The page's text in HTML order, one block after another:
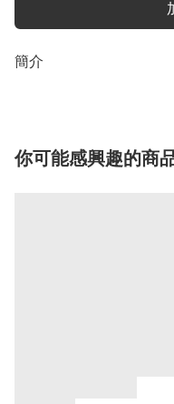
簡介
你可能感興趣的商